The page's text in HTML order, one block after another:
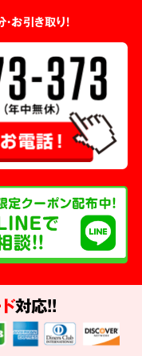
お引き取り！
対応!!